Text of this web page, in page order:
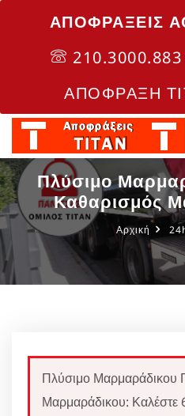
ΑΠΟΦΡΑΞΕΙΣ
210.3000.883
ΑΠΟΦΡΑΞΗ
Πλύσιμο
Καθαρισμός
Αρχική
Πλύσιμο Μαρμαράδικου
Μαρμαράδικου: Καλέστε